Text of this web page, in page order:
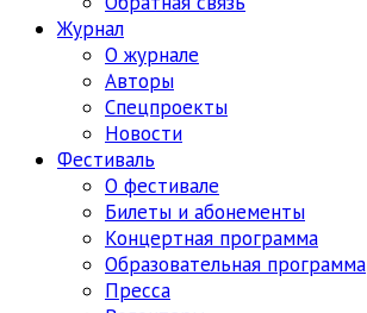
Журнал
О журнале
Авторы
Спецпроекты
Новости
Фестиваль
О фестивале
Билеты и абонементы
Концертная программа
Образовательная программа
Пресса